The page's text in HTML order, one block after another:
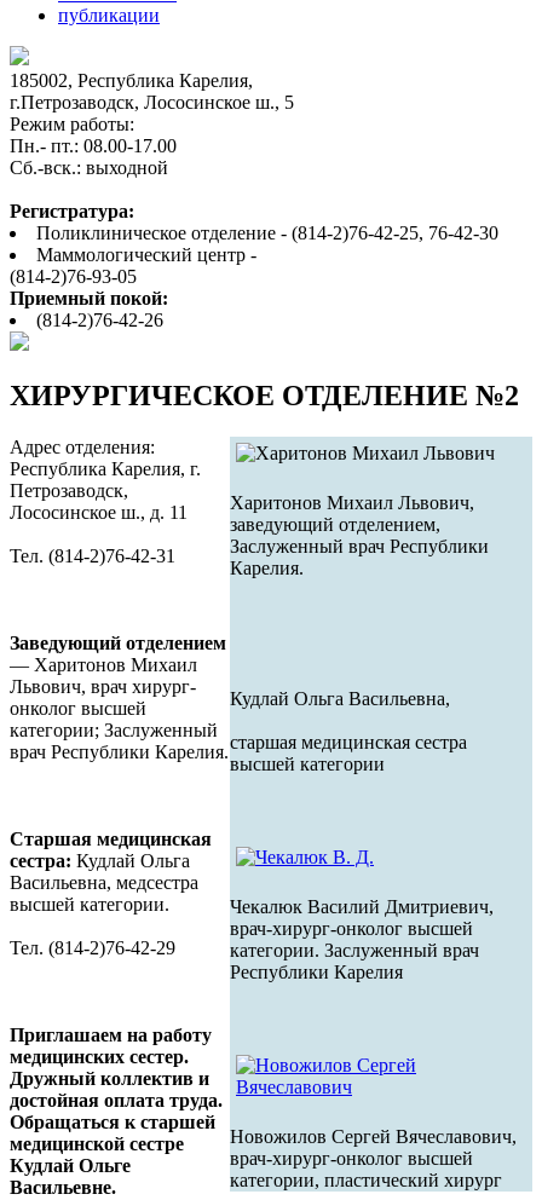
публикации
185002, Республика Карелия,
г.Петрозаводск, Лососинское ш., 5
Режим работы:
Пн.- пт.: 08.00-17.00
Cб.-вск.: выходной
Регистратура:
Поликлиническое отделение - (814-2)76-42-25, 76-42-30
Маммологический центр -
(814-2)76-93-05
Приемный покой:
(814-2)76-42-26
ХИРУРГИЧЕСКОЕ ОТДЕЛЕНИЕ №2
Харитонов Михаил Львович,
заведующий отделением,
Заслуженный врач Республики
Карелия.
Кудлай Ольга Васильевна,
старшая медицинская сестра
высшей категории
Чекалюк Василий Дмитриевич,
врач-хирург-онколог высшей
категории. Заслуженный врач
Республики Карелия
Новожилов Сергей Вячеславович,
врач-хирург-онколог высшей
категории, пластический хирург
Адрес отделения:
Республика Карелия, г.
Петрозаводск,
Лососинское ш., д. 11
Тел. (814-2)76-42-31
Заведующий отделением
— Харитонов Михаил
Львович, врач хирург-
онколог высшей
категории; Заслуженный
врач Республики Карелия.
Старшая медицинская
сестра: Кудлай Ольга
Васильевна, медсестра
высшей категории.
Тел. (814-2)76-42-29
Приглашаем на работу
медицинских сестер.
Дружный коллектив и
достойная оплата труда.
Обращаться к старшей
медицинской сестре
Кудлай Ольге
Васильевне.